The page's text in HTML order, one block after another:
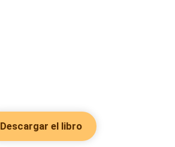
Descargar el libro